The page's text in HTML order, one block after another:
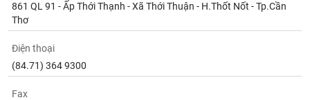
861 QL 91 - Ấp Thới Thạnh - Xã Thới Thuận - H.Thốt Nốt - Tp.Cần
Thơ
Điện thoại
(84.71) 364 9300
Fax